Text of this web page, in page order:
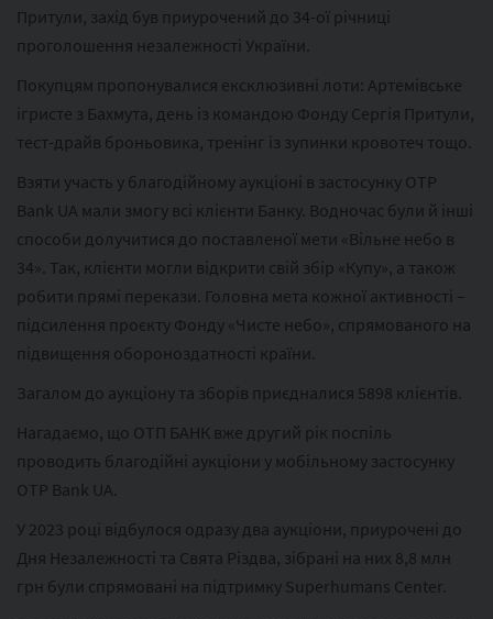
Притули, захід був приурочений до 34-ої річниці
проголошення незалежності України.
Покупцям пропонувалися ексклюзивні лоти: Артемівське
ігристе з Бахмута, день із командою Фонду Сергія Притули,
тест-драйв броньовика, тренінг із зупинки кровотеч тощо.
Взяти участь у благодійному аукціоні в застосунку OTP
Bank UA мали змогу всі клієнти Банку. Водночас були й інші
способи долучитися до поставленої мети «Вільне небо в
34». Так, клієнти могли відкрити свій збір «Купу», а також
робити прямі перекази. Головна мета кожної активності –
підсилення проєкту Фонду «Чисте небо», спрямованого на
підвищення обороноздатності країни.
Загалом до аукціону та зборів приєдналися 5898 клієнтів.
Нагадаємо, що ОТП БАНК вже другий рік поспіль
проводить благодійні аукціони у мобільному застосунку
ОТР Bank UA.
У 2023 році відбулося одразу два аукціони, приурочені до
Дня Незалежності та Свята Різдва, зібрані на них 8,8 млн
грн були спрямовані на підтримку Superhumans Center.